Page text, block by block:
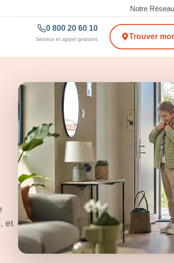
Notre Réseau
0 800 20 60 10
Service et appel gratuits Trouver
et